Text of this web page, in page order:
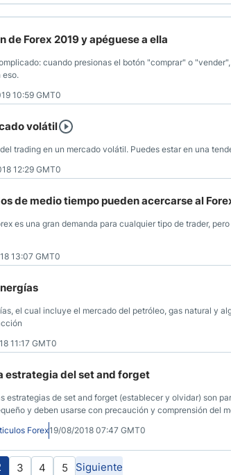
de Forex 2019 y apéguese a ella
cuando presionas el botón "comprar" o
eso.
10:59 GMT0
volátil
trading en un mercado volátil. Puedes estar en una
12:29 GMT0
de medio tiempo pueden acercarse al
es una gran demanda para cualquier tipo de trader,
13:07 GMT0
el cual incluye el mercado del petróleo, gas natural y
11:17 GMT0
estrategia del set and forget
estrategias de set and forget (establecer y olvidar) son
y deben usarse con precaución y comprensión del
Forex19/08/2018 07:47 GMT0
3 4 5 Siguiente